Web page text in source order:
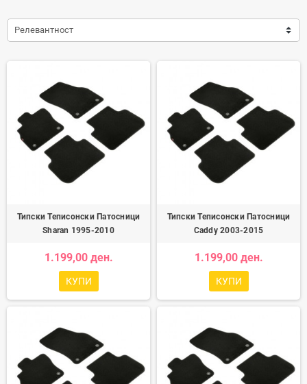
Релевантност
Типски Теписонски Патосници
Sharan 1995-2010
1.199,00 ден.
КУПИ
Типски Теписонски Патосници
Caddy 2003-2015
1.199,00 ден.
КУПИ